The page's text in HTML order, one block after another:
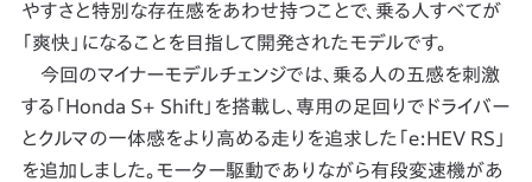
やすさと特別な存在感をあわせ持つことで、乗る人すべてが
「爽快」になることを目指して開発されたモデルです。
今回のマイナーモデルチェンジでは、乗る人の五感を刺激
する「Honda S+ Shift」を搭載し、専用の足回りでドライバー
とクルマの一体感をより高める走りを追求した「e:HEV RS」
を追加しました。モーター駆動でありながら有段変速機があ